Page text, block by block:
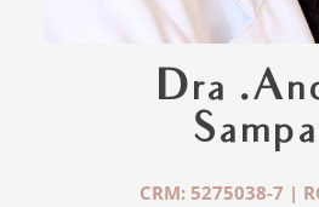
Dra
CRM: 5275038-7 |